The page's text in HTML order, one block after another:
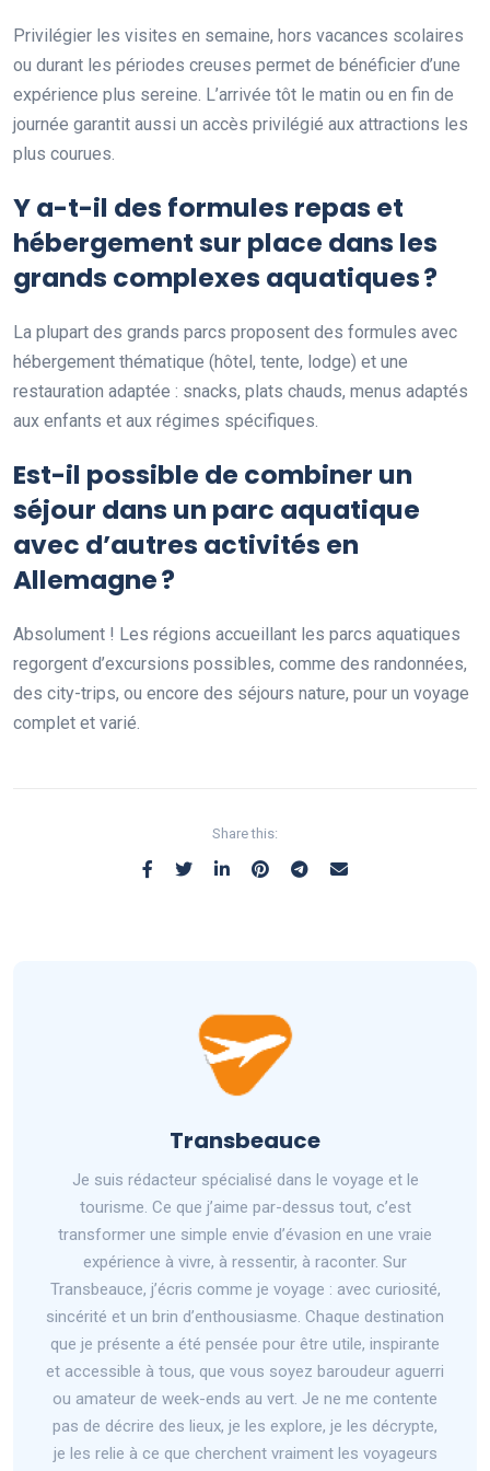
Privilégier les visites en semaine, hors vacances scolaires
ou durant les périodes creuses permet de bénéficier d’une
expérience plus sereine. L’arrivée tôt le matin ou en fin de
journée garantit aussi un accès privilégié aux attractions les
plus courues.
Y a-t-il des formules repas et
hébergement sur place dans les
grands complexes aquatiques ?
La plupart des grands parcs proposent des formules avec
hébergement thématique (hôtel, tente, lodge) et une
restauration adaptée : snacks, plats chauds, menus adaptés
aux enfants et aux régimes spécifiques.
Est-il possible de combiner un
séjour dans un parc aquatique
avec d’autres activités en
Allemagne ?
Absolument ! Les régions accueillant les parcs aquatiques
regorgent d’excursions possibles, comme des randonnées,
des city-trips, ou encore des séjours nature, pour un voyage
complet et varié.
Share this:
Transbeauce
Je suis rédacteur spécialisé dans le voyage et le
tourisme. Ce que j’aime par-dessus tout, c’est
transformer une simple envie d’évasion en une vraie
expérience à vivre, à ressentir, à raconter. Sur
Transbeauce, j’écris comme je voyage : avec curiosité,
sincérité et un brin d’enthousiasme. Chaque destination
que je présente a été pensée pour être utile, inspirante
et accessible à tous, que vous soyez baroudeur aguerri
ou amateur de week-ends au vert. Je ne me contente
pas de décrire des lieux, je les explore, je les décrypte,
je les relie à ce que cherchent vraiment les voyageurs